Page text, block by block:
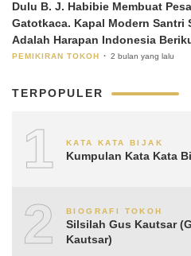
Dulu B. J. Habibie Membuat
Gatotkaca. Kapal Modern Santri
Adalah Harapan Indonesia
PEMIKIRAN TOKOH 2 bulan yang lalu
TERPOPULER
1 KATA KATA BIJAK
Kumpulan Kata Kata
2 BIOGRAFI TOKOH
Silsilah Gus Kautsar
Kautsar)